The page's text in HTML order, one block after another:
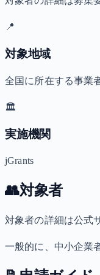
📍
対象地域
全国に所在する事業
🏛️
実施機関
jGrants
👥対象者
対象者の詳細は公式
一般的に、中小企業